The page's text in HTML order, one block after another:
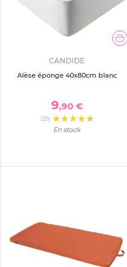
CANDIDE
Alèse éponge 40x80cm blanc
9,90 €
(25)
En stock